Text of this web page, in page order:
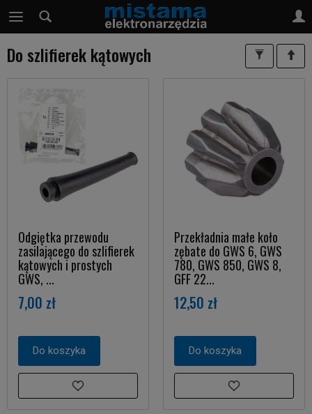
Do szlifierek kątowych
Odgiętka przewodu
zasilającego do szlifierek
kątowych i prostych
GWS, ...
7,00 zł
Do koszyka
Przekładnia małe koło
zębate do GWS 6, GWS
780, GWS 850, GWS 8,
GFF 22...
12,50 zł
Do koszyka